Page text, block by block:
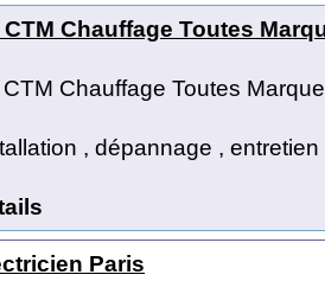
CTM Chauffage Toutes
CTM Chauffage Toutes
, dépannage ,
Paris